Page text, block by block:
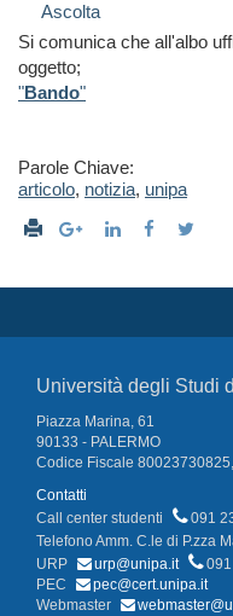
Ascolta
Si comunica che all'albo
oggetto;
"Bando"
Parole Chiave:
articolo, notizia, unipa
Università degli Studi
Piazza Marina, 61
90133 - PALERMO
Codice Fiscale
Contatti
Call center studenti
091
Telefono Amm. C.le di P.zza
URP
urp@unipa.it
PEC
pec@cert.unipa.it
Webmaster